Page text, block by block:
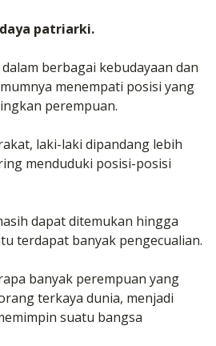
patriarki.
berbagai kebudayaan dan
menempati posisi yang
perempuan.
laki-laki dipandang lebih
menduduki posisi-posisi
dapat ditemukan hingga
terdapat banyak pengecualian.
banyak perempuan yang
terkaya dunia, menjadi
suatu bangsa